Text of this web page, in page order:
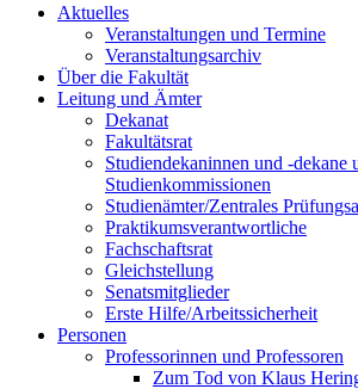
Aktuelles
Veranstaltungen und Termine
Veranstaltungsarchiv
Über die Fakultät
Leitung und Ämter
Dekanat
Fakultätsrat
Studiendekaninnen und -dekane
Studienkommissionen
Studienämter/Zentrales
Praktikumsverantwortliche
Fachschaftsrat
Gleichstellung
Senatsmitglieder
Erste Hilfe/Arbeitssicherheit
Personen
Professorinnen und Professoren
Zum Tod von Klaus